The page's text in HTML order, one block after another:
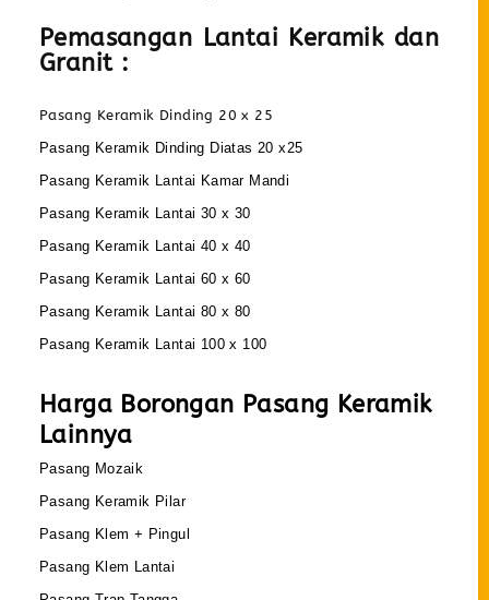
Pemasangan Lantai Keramik dan
Granit :
Pasang Keramik Dinding 20 x 25
Pasang Keramik Dinding Diatas 20 x25
Pasang Keramik Lantai Kamar Mandi
Pasang Keramik Lantai 30 x 30
Pasang Keramik Lantai 40 x 40
Pasang Keramik Lantai 60 x 60
Pasang Keramik Lantai 80 x 80
Pasang Keramik Lantai 100 x 100
Harga Borongan Pasang Keramik
Lainnya
Pasang Mozaik
Pasang Keramik Pilar
Pasang Klem + Pingul
Pasang Klem Lantai